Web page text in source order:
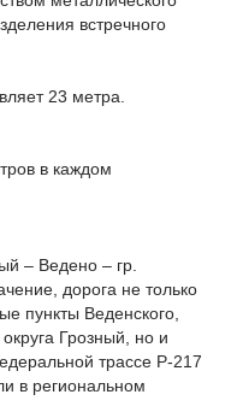
встречного
23 метра.
в каждом
– Ведено – гр.
дорога не только
пункты Веденского,
Грозный, но и
трассе Р-217
в региональном